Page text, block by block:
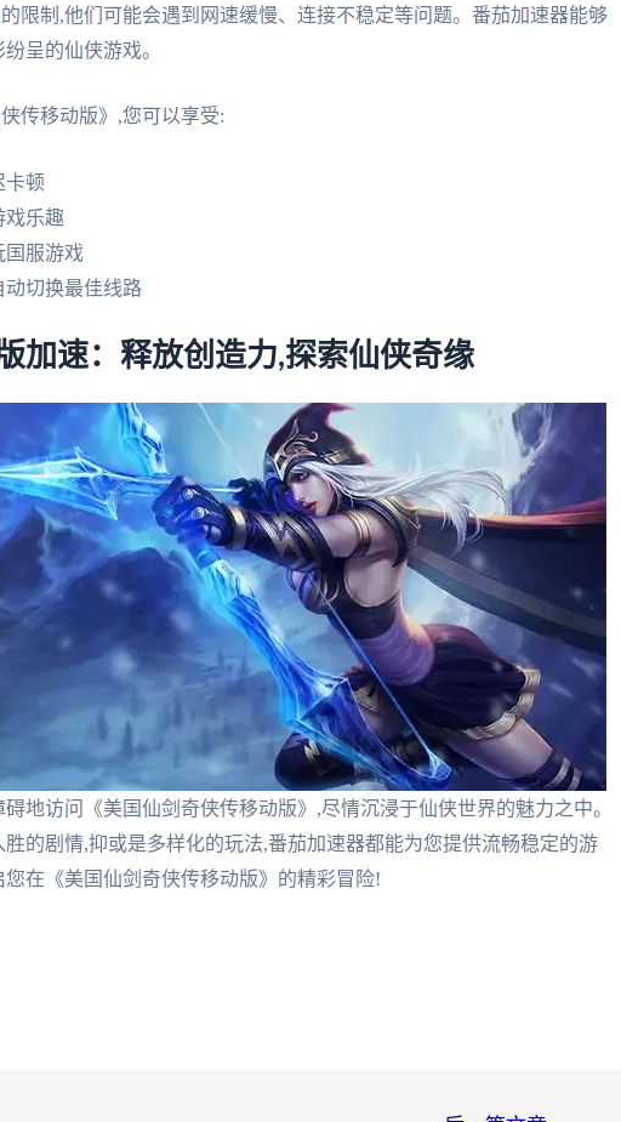
限制,他们可能会遇到网速缓慢、连接不稳定等问题。番茄加速器能够
呈的仙侠游戏。
传移动版》,您可以享受:
卡顿
戏乐趣
国服游戏
动切换最佳线路
加速：释放创造力,探索仙侠奇缘
地访问《美国仙剑奇侠传移动版》,尽情沉浸于仙侠世界的魅力之中。
的剧情,抑或是多样化的玩法,番茄加速器都能为您提供流畅稳定的游
在《美国仙剑奇侠传移动版》的精彩冒险!